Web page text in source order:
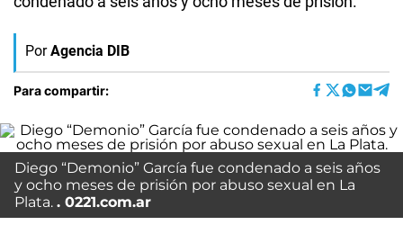
Por Agencia DIB
Para compartir:
Diego “Demonio” García fue condenado a seis años
y ocho meses de prisión por abuso sexual en La
Plata.
0221.com.ar